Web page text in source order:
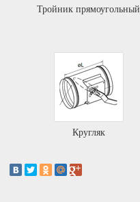
Тройник прямоугольный
Кругляк